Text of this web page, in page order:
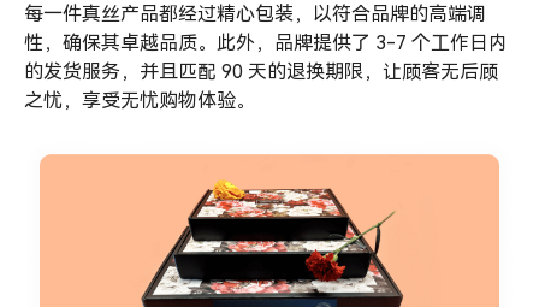
每一件真丝产品都经过精心包装，以符合品牌的高端调
性，确保其卓越品质。此外，品牌提供了 3-7 个工作日内
的发货服务，并且匹配 90 天的退换期限，让顾客无后顾
之忧，享受无忧购物体验。